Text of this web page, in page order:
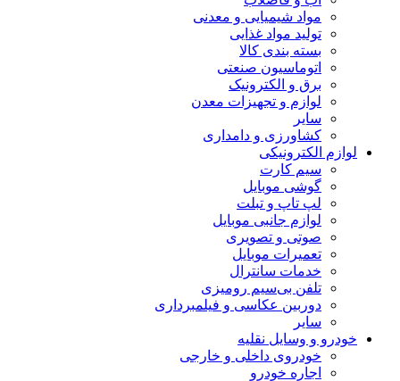
مواد شیمیایی و معدنی
تولید مواد غذایی
بسته بندی کالا
اتوماسیون صنعتی
برق و الکترونیک
لوازم و تجهیزات معدن
سایر
کشاورزی و دامداری
لوازم الکترونیکی
سیم کارت
گوشی موبایل
لپ تاپ و تبلت
لوازم جانبی موبایل
صوتی و تصویری
تعمیرات موبایل
خدمات سانترال
تلفن بی‌سیم رومیزی
دوربین عکاسی و فیلمبرداری
سایر
خودرو و وسایل نقلیه
خودروی داخلی و خارجی
اجاره خودرو